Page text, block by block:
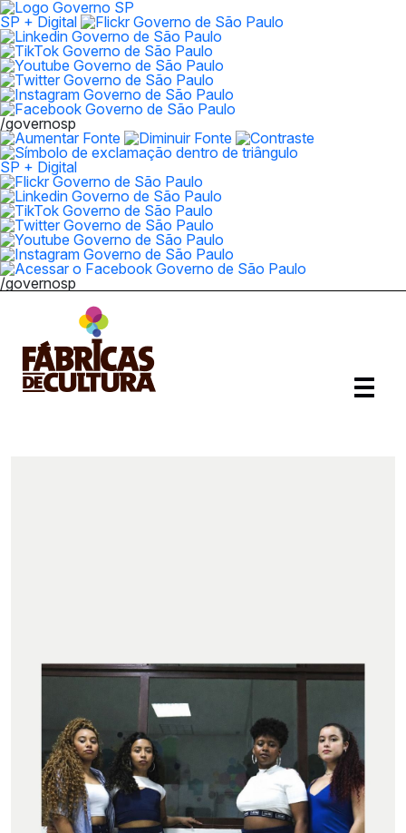
SP + Digital
/governosp
SP + Digital
/governosp